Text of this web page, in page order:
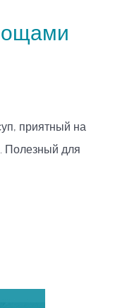
приятный на
Полезный для